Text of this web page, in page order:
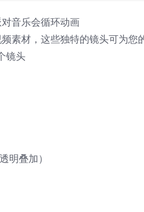
音乐会循环动画
素材，这些独特的镜头可为您
镜头
明叠加）